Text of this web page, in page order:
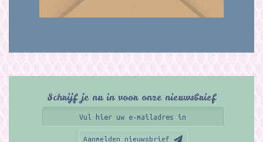
Schrijf je nu in voor onze nieuwsbrief
Aanmelden nieuwsbrief